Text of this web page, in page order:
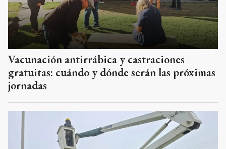
Vacunación antirrábica y castraciones
gratuitas: cuándo y dónde serán las próximas
jornadas